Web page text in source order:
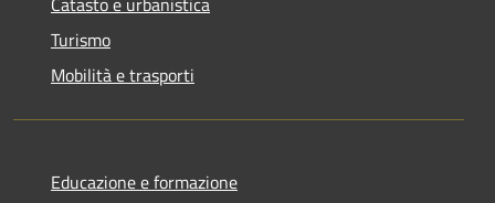
Turismo
Mobilità e trasporti
Educazione e formazione